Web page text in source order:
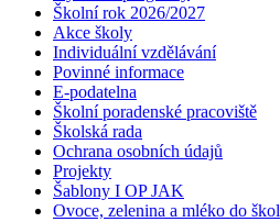
Školní rok 2026/2027
Akce školy
Individuální vzdělávání
Povinné informace
E-podatelna
Školní poradenské pracoviště
Školská rada
Ochrana osobních údajů
Projekty
Šablony I OP JAK
Ovoce, zelenina a mléko do škol